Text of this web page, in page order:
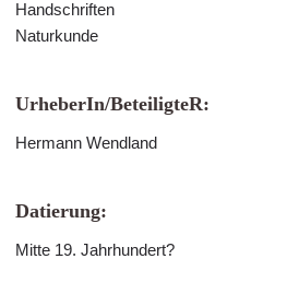
Handschriften
Naturkunde
UrheberIn/BeteiligteR:
Hermann Wendland
Datierung:
Mitte 19. Jahrhundert?